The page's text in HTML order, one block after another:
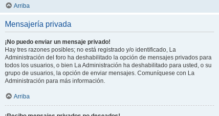
Arriba
Mensajería privada
¡No puedo enviar un mensaje privado!
Hay tres razones posibles; no está registrado y/o identificado, La
Administración del foro ha deshabilitado la opción de mensajes privados para
todos los usuarios, o bien La Administración ha deshabilitado para usted, o su
grupo de usuarios, la opción de enviar mensajes. Comuníquese con La
Administración para más información.
Arriba